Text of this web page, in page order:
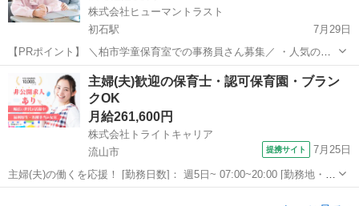
株式会社ヒューマントラスト
初石駅
7月29日
【PRポイント】 ＼柏市学童保育室での事務員さん募集／ ・人気の官
公庁案件！無理なくできる週3勤務 ・PCスキルは入力ができればOK！
【仕事内容】 学童保育室での事務スタッフ ・PCでのデータ入力 ...
柏市 初石駅 その他 ヒューマントラスト
主婦(夫)歓迎の保育士・認可保育園・ブラン
クOK
月給261,600円
株式会社トライトキャリア
流山市
提携サイト 7月25日
主婦(夫)の働くを応援！ [勤務日数]： 週5日~ 07:00~20:00 [勤務地・最
寄駅]： 千葉県流山市駒木台118-1 非公開 初石駅自動車5分／流山おお